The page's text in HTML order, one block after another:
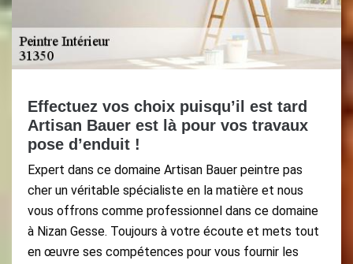
Effectuez vos choix puisqu’il est tard
Artisan Bauer est là pour vos travaux
pose d’enduit !
Expert dans ce domaine Artisan Bauer peintre pas
cher un véritable spécialiste en la matière et nous
vous offrons comme professionnel dans ce domaine
à Nizan Gesse. Toujours à votre écoute et mets tout
en œuvre ses compétences pour vous fournir les